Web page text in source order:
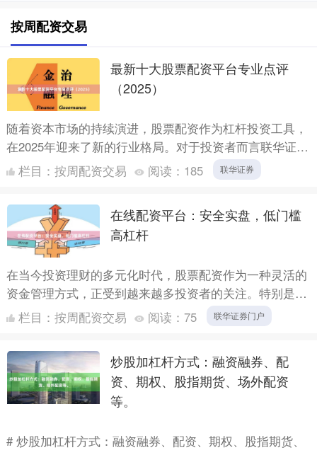
按周配资交易
最新十大股票配资平台专业点评
（2025）
随着资本市场的持续演进，股票配资作为杠杆投资工具，
在2025年迎来了新的行业格局。对于投资者而言联华证
券，选择合规、透明、稳定的配资平台至关重要。本文基
于行业数....
栏目： 按周配资交易 阅读： 185 联华证券
在线配资平台：安全实盘，低门槛
高杠杆
在当今投资理财的多元化时代，股票配资作为一种灵活的
资金管理方式，正受到越来越多投资者的关注。特别是
“在线配资平台”的兴起，为普通投资者提供了更加便捷、
高效的参与....
栏目： 按周配资交易 阅读： 75 联华证券门户
炒股加杠杆方式：融资融券、配
资、期权、股指期货、场外配资
等。
# 炒股加杠杆方式：融资融券、配资、期权、股指期货、